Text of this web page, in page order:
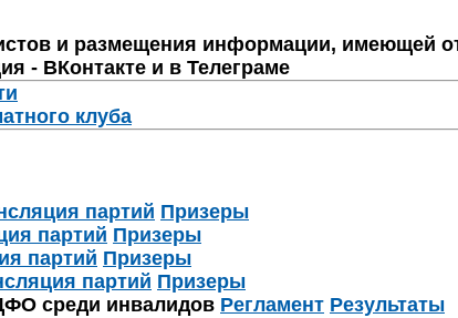
и размещения информации, имеющей
- ВКонтакте и в Телеграме
клуба
партий Призеры
партий Призеры
партий Призеры
партий Призеры
среди инвалидов Регламент Результаты